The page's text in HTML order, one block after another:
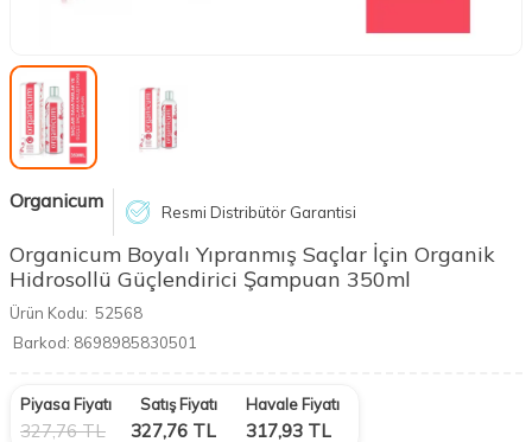
Organicum Resmi Distribütör Garantisi
Organicum Boyalı Yıpranmış Saçlar İçin Organik
Hidrosollü Güçlendirici Şampuan 350ml
Ürün Kodu: 52568
Barkod: 8698985830501
Piyasa Fiyatı
327,76TL
Satış Fiyatı
327,76 TL
Havale Fiyatı
317,93 TL